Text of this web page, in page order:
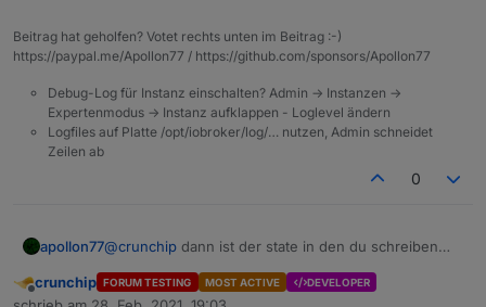
Beitrag hat geholfen? Votet rechts unten im Beitrag :-)
https://paypal.me/Apollon77 / https://github.com/sponsors/Apollon77
Debug-Log für Instanz einschalten? Admin -> Instanzen ->
Expertenmodus -> Instanz aufklappen - Loglevel ändern
Logfiles auf Platte /opt/iobroker/log/… nutzen, Admin schneidet
Zeilen ab
0
apollon77@crunchip dann ist der state in den du schreiben
ja darfst du den nicht beschreiben an sich. Daher die
Offline
crunchip FORUM TESTING MOST ACTIVE DEVELOPER